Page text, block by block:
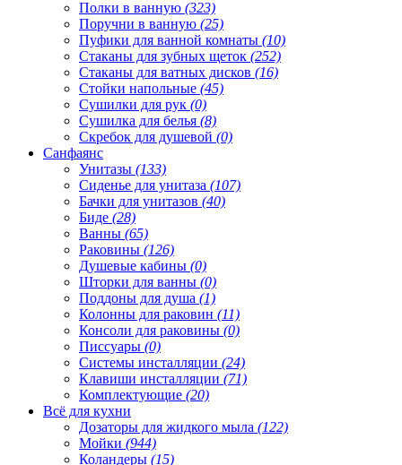
Полки в ванную (323)
Поручни в ванную (25)
Пуфики для ванной комнаты (10)
Стаканы для зубных щеток (252)
Стаканы для ватных дисков (16)
Стойки напольные (45)
Сушилки для рук (0)
Сушилка для белья (8)
Скребок для душевой (0)
Санфаянс
Унитазы (133)
Сиденье для унитаза (107)
Бачки для унитазов (40)
Биде (28)
Ванны (65)
Раковины (126)
Душевые кабины (0)
Шторки для ванны (0)
Поддоны для душа (1)
Колонны для раковин (11)
Консоли для раковины (0)
Писсуары (0)
Системы инсталляции (24)
Клавиши инсталляции (71)
Комплектующие (20)
Всё для кухни
Дозаторы для жидкого мыла (122)
Мойки (944)
Коландеры (15)